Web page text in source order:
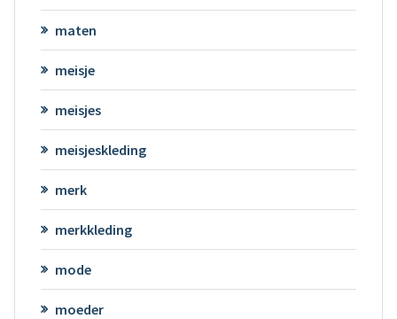
maten
meisje
meisjes
meisjeskleding
merk
merkkleding
mode
moeder